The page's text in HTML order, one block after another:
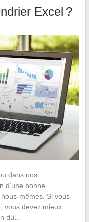
Excel ?
dans nos
d’une bonne
mêmes. Si vous
vous devez mieux
du…